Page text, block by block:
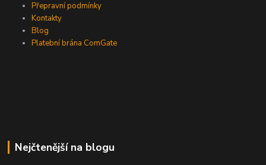
Přepravní podmínky
Kontakty
Blog
Platební brána ComGate
Nejčtenější na blogu